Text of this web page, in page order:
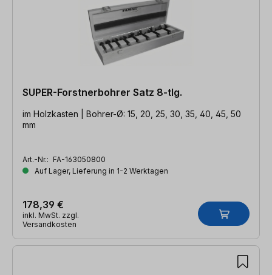
SUPER-Forstnerbohrer Satz 8-tlg.
im Holzkasten | Bohrer-Ø: 15, 20, 25, 30, 35, 40, 45, 50
mm
Art.-Nr.: FA-163050800
Auf Lager, Lieferung in 1-2 Werktagen
178,39 €
inkl. MwSt. zzgl.
Versandkosten